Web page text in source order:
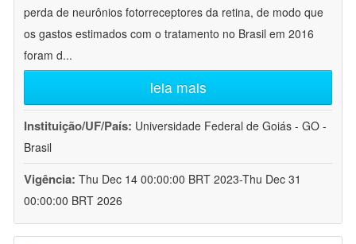
perda de neurônios fotorreceptores da retina, de modo que
os gastos estimados com o tratamento no Brasil em 2016
foram d...
leia mais
Instituição/UF/País: Universidade Federal de Goiás - GO -
Brasil
Vigência: Thu Dec 14 00:00:00 BRT 2023-Thu Dec 31
00:00:00 BRT 2026